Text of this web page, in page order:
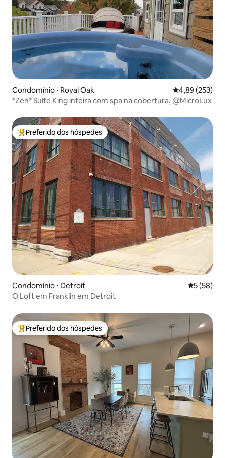
Condomínio ⋅ Royal Oak 4,89 de uma
4,89 (253)
*Zen* Suíte King inteira com spa na cobertura, @MicroLux
Entre os melhores preferidos dos hóspedes
Preferido dos hóspedes
Condomínio ⋅ Detroit 5 de uma
5 (58)
O Loft em Franklin em Detroit
Entre os melhores preferidos dos hóspedes
Preferido dos hóspedes